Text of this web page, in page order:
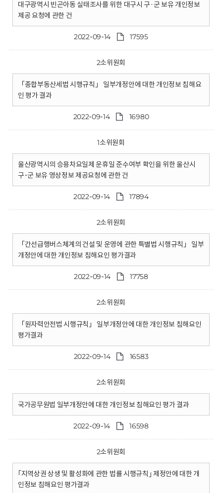
대구광역시 빈곤아동 실태조사를 위한 대구시 구·군 보유 개인정보
제공 요청에 관한 건
2022-09-14 17595
2소위원회
「종합부동산세법 시행규칙」 일부개정안에 대한 개인정보 침해요
인 평가 결과
2022-09-14 16980
1소위원회
울산광역시의 승용차요일제 운휴일 준수여부 확인을 위한 울산시
구･군 보유 영상정보 제공요청에 관한 건
2022-09-14 17894
2소위원회
「간선급행버스체계의 건설 및 운영에 관한 특별법 시행규칙」 일부
개정안에 대한 개인정보 침해요인 평가결과
2022-09-14 17758
2소위원회
「원자력안전법 시행규칙」 일부개정안에 대한 개인정보 침해요인
평가결과
2022-09-14 16583
2소위원회
국가공무원법 일부개정안에 대한 개인정보 침해요인 평가 결과
2022-09-14 16598
2소위원회
｢지역상권 상생 및 활성화에 관한 법률 시행규칙｣ 제정안에 대한 개
인정보 침해요인 평가결과